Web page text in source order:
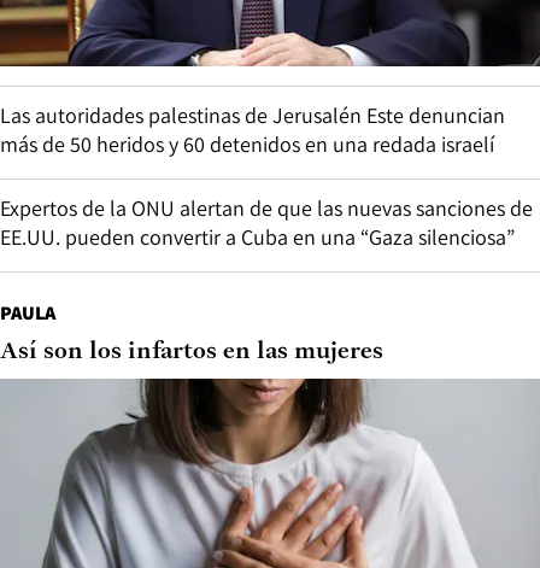
Las autoridades palestinas de Jerusalén Este denuncian
más de 50 heridos y 60 detenidos en una redada israelí
Expertos de la ONU alertan de que las nuevas sanciones de
EE.UU. pueden convertir a Cuba en una “Gaza silenciosa”
PAULA
Así son los infartos en las mujeres